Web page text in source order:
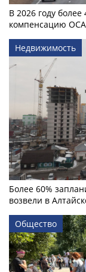
В 2026 году
компенсацию
Недвижимость
Более 60%
возвели в
Общество